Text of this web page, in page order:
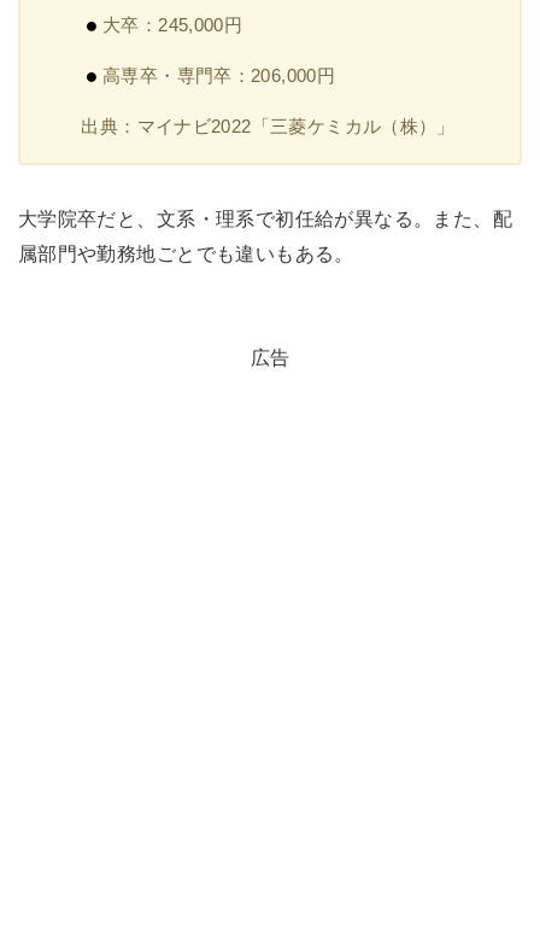
大卒：245,000円
高専卒・専門卒：206,000円
出典：マイナビ2022「三菱ケミカル（株）」
大学院卒だと、文系・理系で初任給が異なる。また、配
属部門や勤務地ごとでも違いもある。
広告